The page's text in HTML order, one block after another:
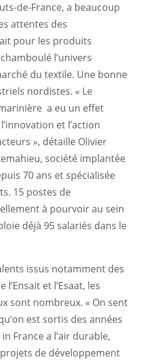
de-France, a beaucoup
attentes des
pour les produits
l’univers
du textile. Une bonne
nordistes. « Le
a eu un effet
et l’action
», détaille Olivier
société implantée
70 ans et spécialisée
15 postes de
à pourvoir au sein
déjà 95 salariés dans le
issus notamment des
et l’Esaat, les
sont nombreux. « On sent
est sortis des années
France a l’air durable,
de développement